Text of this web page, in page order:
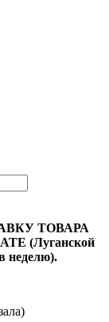
ТОВАРА
(Луганской
неделю).